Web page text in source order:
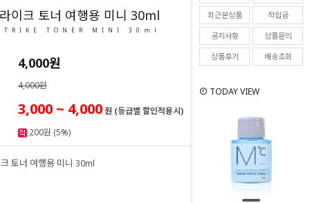
최근본상품
적립금
공지사항
상품문의
상품후기
배송조회
TODAY VIEW
이크 토너 여행용 미니 30ml
TONER MINI 30ml
4,000원
4,000원
3,000 ~ 4,000원 (등급별 할인적용시)
200원 (5%)
토너 여행용 미니 30ml
4,000원